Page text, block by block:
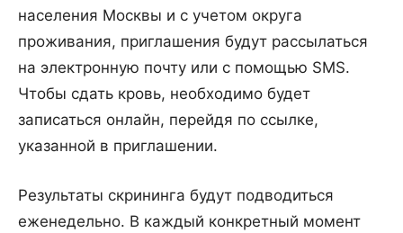
населения Москвы и с учетом округа
проживания, приглашения будут рассылаться
на электронную почту или с помощью SMS.
Чтобы сдать кровь, необходимо будет
записаться онлайн, перейдя по ссылке,
указанной в приглашении.
Результаты скрининга будут подводиться
еженедельно. В каждый конкретный момент